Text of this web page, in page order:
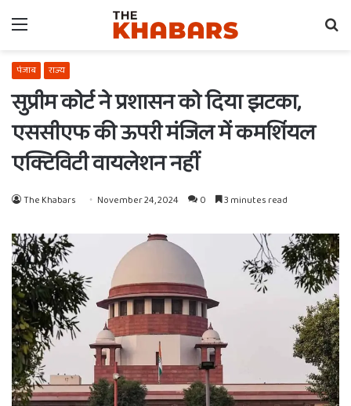
Menu
पंजाब राज्य
सुप्रीम कोर्ट ने प्रशासन को दिया झटका,
एससीएफ की ऊपरी मंजिल में कमर्शियल
एक्टिविटी वायलेशन नहीं
The Khabars November 24, 2024 0 3 minutes read